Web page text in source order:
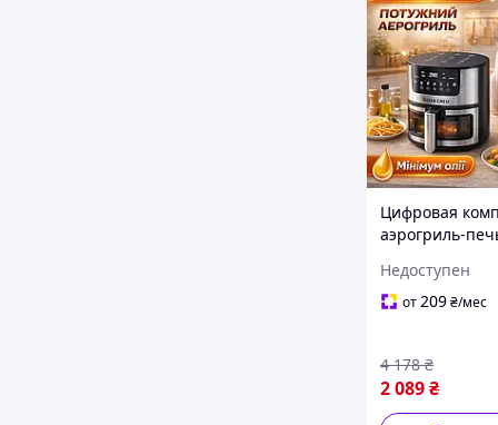
Цифровая
аэрогриль-
приготовления
курицы,
Недоступен
от209₴/мес
2 089₴
4 178 ₴